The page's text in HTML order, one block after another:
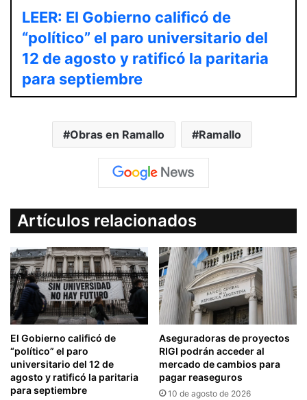
LEER: El Gobierno calificó de
“político” el paro universitario del
12 de agosto y ratificó la paritaria
para septiembre
Obras en Ramallo Ramallo
Artículos relacionados
El Gobierno calificó de
“político” el paro
universitario del 12 de
agosto y ratificó la paritaria
para septiembre
Aseguradoras de proyectos
RIGI podrán acceder al
mercado de cambios para
pagar reaseguros
10 de agosto de 2026